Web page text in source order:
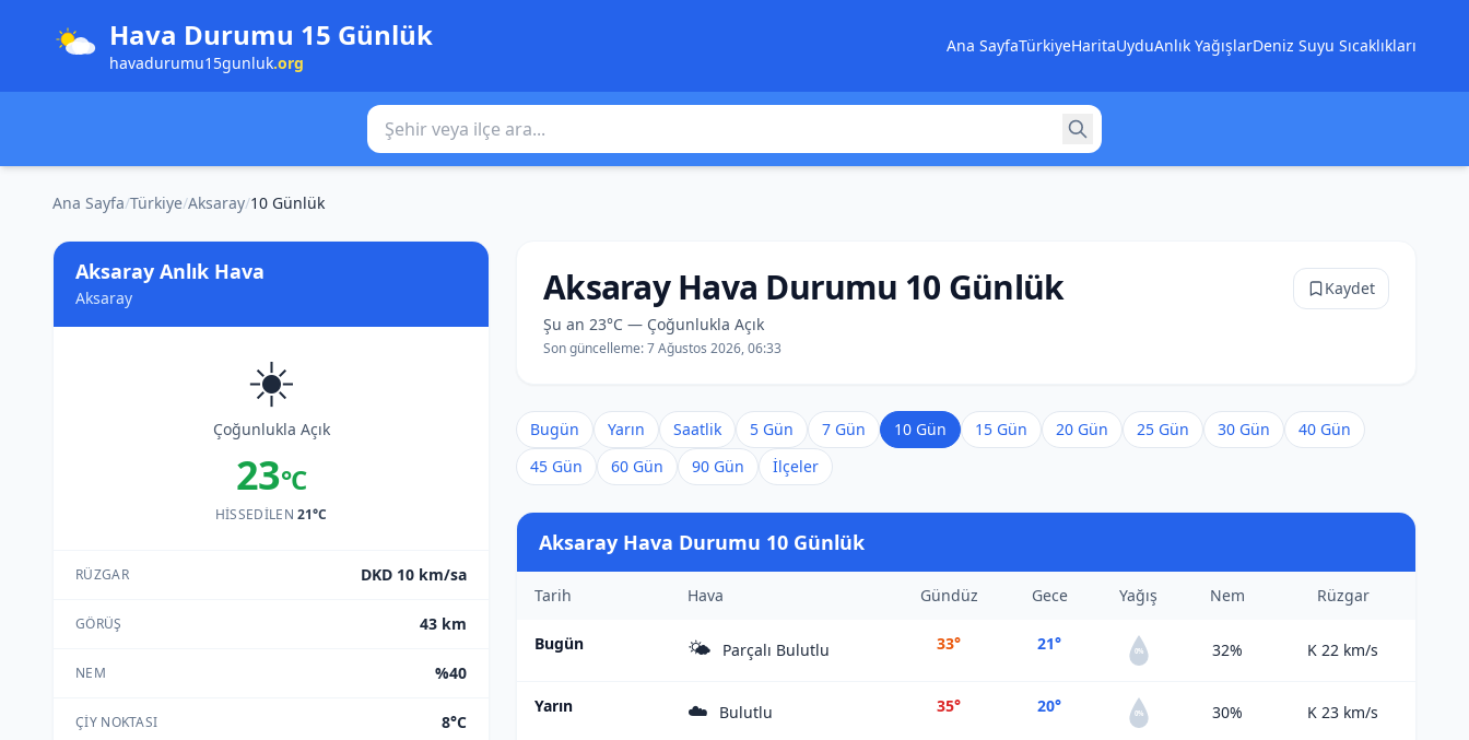
Hava Durumu 15 Günlük
havadurumu15gunluk.org
Ana SayfaTürkiyeHaritaUyduAnlık YağışlarDeniz Suyu Sıcaklıkları
Şehir veya ilçe ara
Ana Sayfa/Türkiye/Aksaray/10 Günlük
Aksaray Anlık Hava
Aksaray
☀️
Çoğunlukla Açık
23°C
HISSEDILEN21°C
RÜZGAR DKD 10 km/sa
GÖRÜŞ 43 km
NEM %40
ÇIY NOKTASI 8°C
Aksaray Hava Durumu 10 Günlük
Şu an 23°C — Çoğunlukla Açık
Son güncelleme:7 Ağustos 2026, 06:33
Kaydet
Bugün Yarın Saatlik 5 Gün 7 Gün 10 Gün 15 Gün 20 Gün 25 Gün 30 Gün
40 Gün
45 Gün
60 Gün 90 Gün İlçeler
Aksaray Hava Durumu 10 Günlük
Tarih Hava Gündüz Gece Yağış Nem Rüzgar
Bugün 🌤️ Parçalı Bulutlu 33° 21° 0% 32% K 22 km/s
Yarın ☁️ Bulutlu 35° 20° 0% 30% K 23 km/s